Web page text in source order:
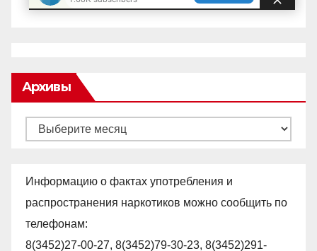
Архивы
Архивы
Информацию о фактах употребления и
распространения наркотиков можно сообщить по
телефонам:
8(3452)27-00-27, 8(3452)79-30-23, 8(3452)291-